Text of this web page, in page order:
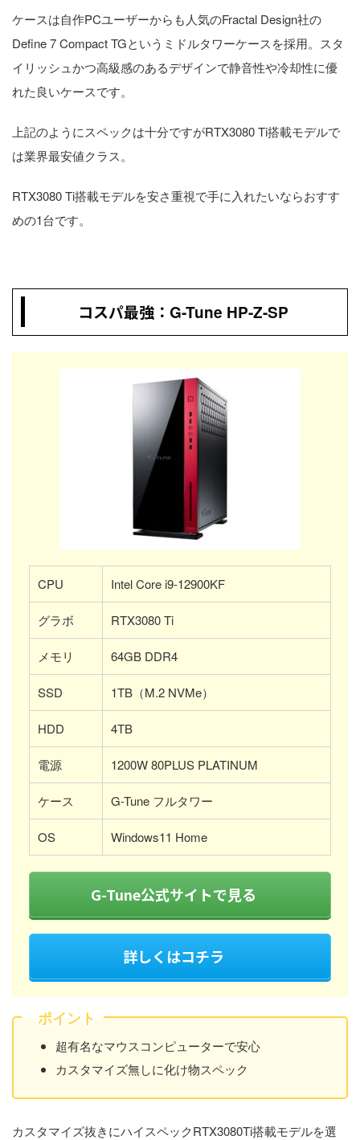
ケースは自作PCユーザーからも人気のFractal Design社の
Define 7 Compact TGというミドルタワーケースを採用。スタ
イリッシュかつ高級感のあるデザインで静音性や冷却性に優
れた良いケースです。
上記のようにスペックは十分ですがRTX3080 Ti搭載モデルで
は業界最安値クラス。
RTX3080 Ti搭載モデルを安さ重視で手に入れたいならおすす
めの1台です。
コスパ最強： G-Tune HP-Z-SP
CPU Intel Core i9-12900KF
グラボ RTX3080 Ti
メモリ 64GB DDR4
SSD 1TB（M.2 NVMe）
HDD 4TB
電源 1200W 80PLUS PLATINUM
ケース G-Tune フルタワー
OS Windows11 Home
G-Tune公式サイトで見る
詳しくはコチラ
ポイント
超有名なマウスコンピューターで安心
カスタマイズ無しに化け物スペック
カスタマイズ抜きにハイスペックRTX3080Ti搭載モデルを選